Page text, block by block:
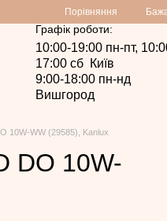
Порівняння
Графік роботи:
10:00-19:00 пн-пт,
17:00 сб
9:00-18:00 пн-нд
Вишгород
10W-WW (29585), Kanlux
DO 10W-